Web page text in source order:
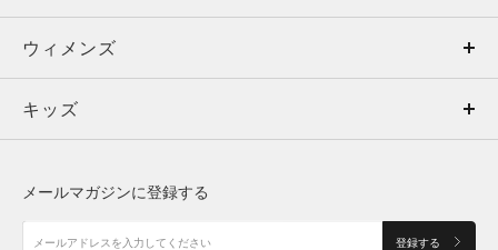
ウィメンズ
キッズ
アクセサリー
トップス
ボトムス
アクセサリー
ウィメンズ
トップス
シューズ
キッズ
メールマガジンに登録する
登録する